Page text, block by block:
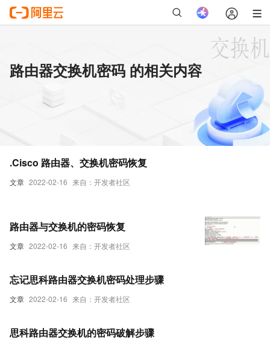
路由器交换机密码 的相关内容
文章 2022-02-16 来自：开发者社区
.Cisco 路由器、交换机密码恢复
文章 2022-02-16 来自：开发者社区
路由器与交换机的密码恢复
文章 2022-02-16 来自：开发者社区
忘记思科路由器交换机密码处理步骤
思科路由器交换机的密码破解步骤